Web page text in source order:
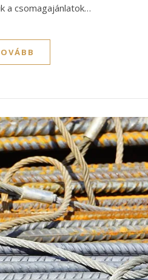
a csomagajánlatok…